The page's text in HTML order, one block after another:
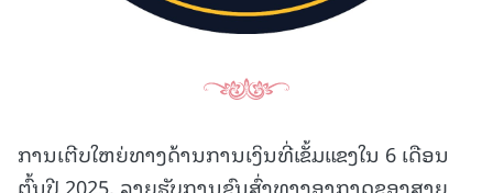
ການເຕີບໃຫຍ່ທາງດ້ານການເງິນທີ່ເຂັ້ມແຂງໃນ 6 ເດືອນ
ຕົ້ນປີ 2025, ລາຍຮັບການຂົນສົ່ງທາງອາກາດຂອງສາຍ